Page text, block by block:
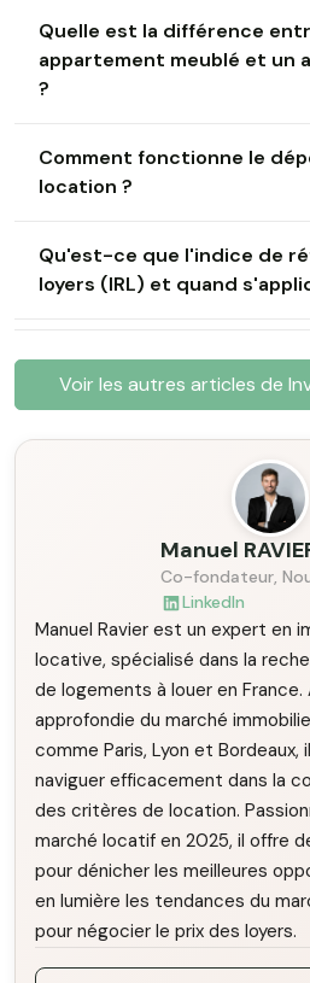
Quelle est la différence
appartement meublé et un
?
Comment fonctionne le
location ?
Qu'est-ce que l'indice de
loyers (IRL) et quand
Voir les autres articles de
Manuel
Co-fondateur,
LinkedIn
Manuel Ravier est un expert en
locative, spécialisé dans la
de logements à louer en
approfondie du marché
comme Paris, Lyon et Bordeaux,
naviguer efficacement dans la
des critères de location.
marché locatif en 2025, il offre
pour dénicher les meilleures
en lumière les tendances du
pour négocier le prix des loyers.